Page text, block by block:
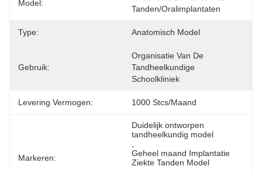
Model:
Tanden/Oralimplantaten
Type: Anatomisch Model
Gebruik:
Organisatie Van De
Tandheelkundige
Schoolkliniek
Levering Vermogen: 1000 Stcs/maand
Markeren:
Duidelijk ontworpen
tandheelkundig model
Geheel maand Implantatie
Ziekte Tanden Model